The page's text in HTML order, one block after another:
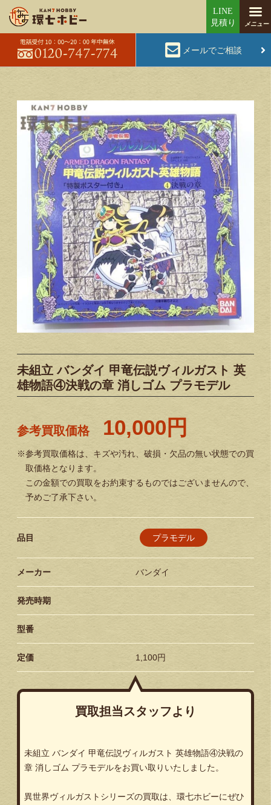
メールでご相談
未組立 バンダイ 甲竜伝説ヴィルガスト 英
雄物語④決戦の章 消しゴム プラモデル
参考買取価格 10,000円
※参考買取価格は、キズや汚れ、破損・欠品の無い状態での買
取価格となります。
この金額での買取をお約束するものではございませんので、
予めご了承下さい。
品目 プラモデル
メーカー バンダイ
発売時期
型番
定価 1,100円
買取担当スタッフより
未組立 バンダイ 甲竜伝説ヴィルガスト 英雄物語④決戦の
章 消しゴム プラモデルをお買い取りいたしました。
異世界ヴィルガストシリーズの買取は、環七ホビーにぜひ